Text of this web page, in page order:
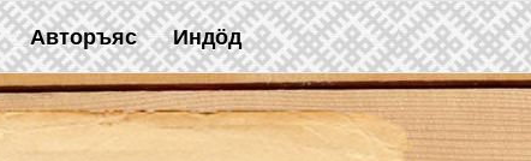
Авторъяс Индӧд